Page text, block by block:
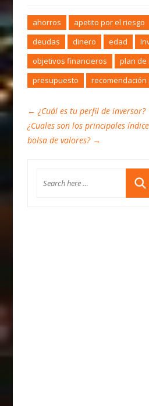
ahorros apetito por el riesgo
deudas
dinero edad
objetivos financieros
plan de
presupuesto
← ¿Cuál es tu perfil de inversor?
¿Cuales son los principales
bolsa de valores? →